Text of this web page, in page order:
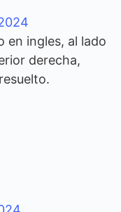
en ingles, al lado
derecha,